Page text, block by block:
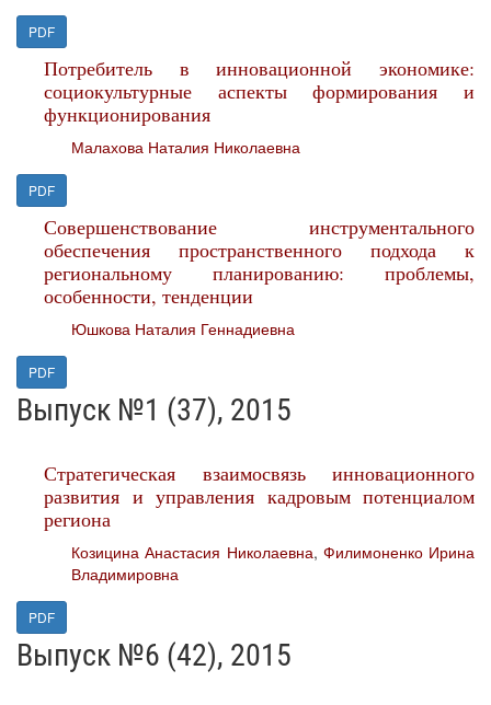
PDF
Потребитель в инновационной экономике:
социокультурные аспекты формирования и
функционирования
Малахова Наталия Николаевна
PDF
Совершенствование инструментального
обеспечения пространственного подхода к
региональному планированию: проблемы,
особенности, тенденции
Юшкова Наталия Геннадиевна
PDF
Выпуск №1 (37), 2015
Стратегическая взаимосвязь инновационного
развития и управления кадровым потенциалом
региона
Козицина Анастасия Николаевна, Филимоненко Ирина
Владимировна
PDF
Выпуск №6 (42), 2015